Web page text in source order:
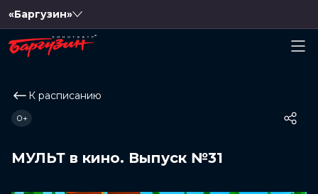
«Баргузин»
К расписанию
МУЛЬТ в кино. Выпуск №31
0+